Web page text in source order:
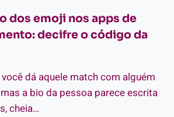
dos emoji nos apps de
decifre o código da
dá aquele match com alguém
a bio da pessoa parece escrita
cheia…